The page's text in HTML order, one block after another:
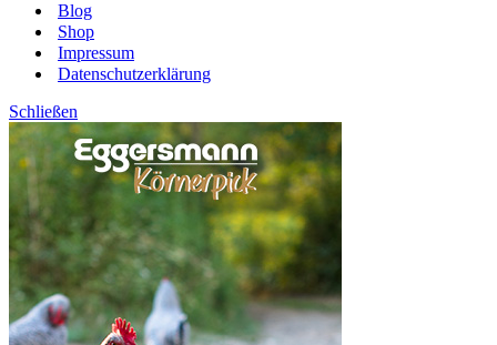
Blog
Shop
Impressum
Datenschutzerklärung
Schließen